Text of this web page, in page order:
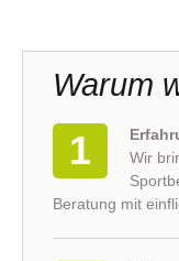
Warum
1
Wir
Beratung mit